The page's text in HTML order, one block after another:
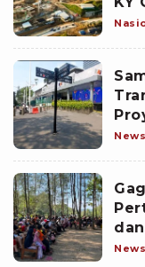
News
News